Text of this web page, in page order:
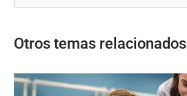
Otros temas relacionados